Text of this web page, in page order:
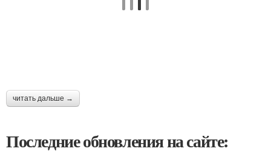
читать дальше →
Последние обновления на сайте: